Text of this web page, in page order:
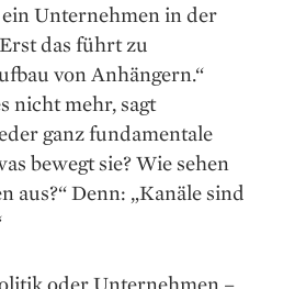
ein Unternehmen in der
das führt zu
von Anhängern.“
nicht mehr, sagt
ganz fundamentale
bewegt sie? Wie sehen
aus?“ Denn: „Kanäle sind
oder Unternehmen –